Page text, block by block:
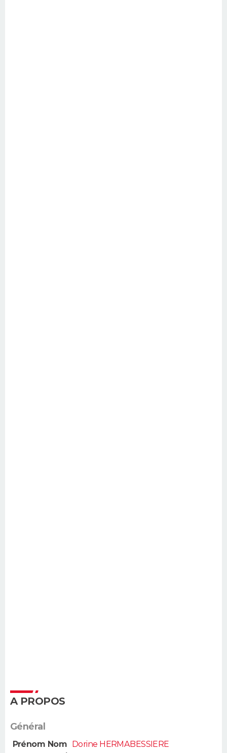
A PROPOS
Général
Prénom Nom
Dorine HERMABESSIERE